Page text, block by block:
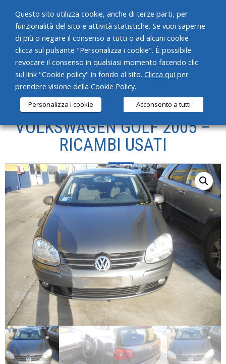
HOME
CHI SIAMO
SERVIZI
PRODOTTI
CONTATTI
VOLKSWAGEN GOLF 2005 –
RICAMBI USATI
Questo sito utilizza cookie, anche di terze parti, per
funzionalità del sito e attività statistiche. Se vuoi saperne
di più o negare il consenso a tutti o ad alcuni cookie
clicca sul pulsante "Personalizza i cookie". È possibile
revocare il consenso in qualsiasi momento facendo clic
sul link "Cookie policy" in fondo al sito. Clicca qui per
prendere visione della Cookie Policy.
Personalizza i cookie Acconsento a tutti